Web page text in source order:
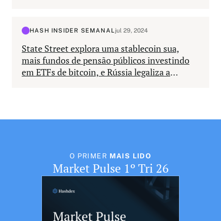
HASH INSIDER SEMANALjul 29, 2024
State Street explora uma stablecoin sua,
mais fundos de pensão públicos investindo
em ETFs de bitcoin, e Rússia legaliza a
O PRIMER MAIS LIDO
Market Pulse 1º Tri 26